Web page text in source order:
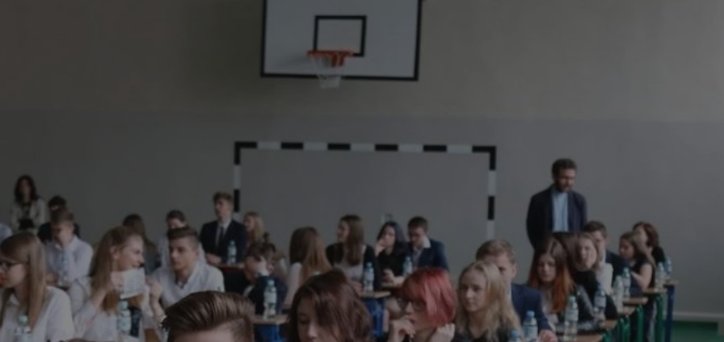
Ten plik cookie przechowuje identyfikator sesji.
Ten plik cookie jest używany do celów
uwierzytelniania i bezpieczeństwa, zapewniając, że
użytkownicy pozostają zalogowani, a ich dane są
Jest to korzystne dla strony internetowej, ponieważ
umożliwia tworzenie ważnych raportów na temat
korzystania z jej witryny internetowej.
.twitter.com
Ten plik cookie służy do rozróżniania ludzi i botów.
Jest to korzystne dla strony internetowej, ponieważ
umożliwia tworzenie ważnych raportów na temat
korzystania z jej witryny internetowej.
YouTube
.youtube.com
5 miesięcy 4
tygodnie
Ten plik cookie jest używany do przechowywania
zgody użytkownika i wyboru prywatności dla ich
interakcji z witryną. Rejestruje dane dotyczące
zgody odwiedzającego na różne polityki i
ustawienia prywatności, zapewniając, że ich
preferencje zostaną uhonorowane w przyszłych
sesjach.
CookieScript
4 tygodnie 2 dni
Ten plik cookie jest używany przez usługę Cookie-
Polityce prywatności Google